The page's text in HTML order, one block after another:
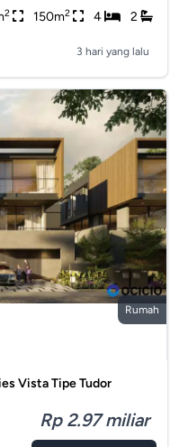
2 150m2 4 2
3 hari yang lalu
Rumah
Vista Tipe Tudor
Rp 2.97 miliar